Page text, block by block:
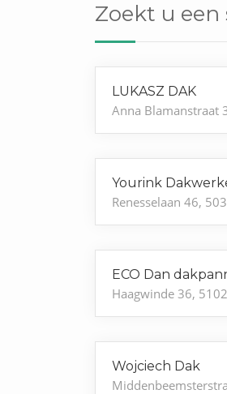
Zoekt u een
LUKASZ DAK
Anna Blamanstraat
Yourink
Renesselaan 46,
ECO Dan
Haagwinde 36,
Wojciech Dak